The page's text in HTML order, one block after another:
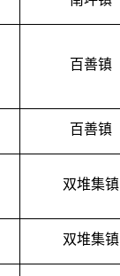
百善镇
百善镇
双堆集镇
双堆集镇